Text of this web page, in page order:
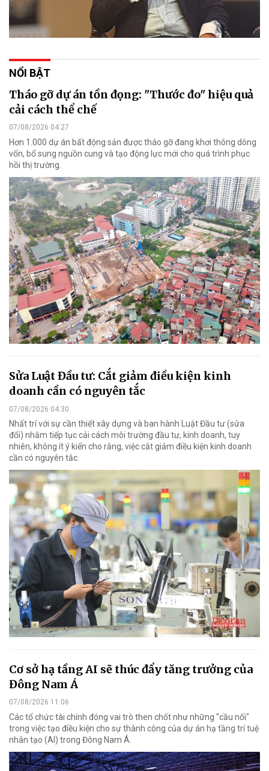
NỔI BẬT
Tháo gỡ dự án tồn đọng: "Thước đo" hiệu quả
cải cách thể chế
07/08/2026 04:27
Hơn 1.000 dự án bất động sản được tháo gỡ đang khơi thông dòng
vốn, bổ sung nguồn cung và tạo động lực mới cho quá trình phục
hồi thị trường.
Sửa Luật Đầu tư: Cắt giảm điều kiện kinh
doanh cần có nguyên tắc
07/08/2026 04:30
Nhất trí với sự cần thiết xây dựng và ban hành Luật Đầu tư (sửa
đổi) nhằm tiếp tục cải cách môi trường đầu tư, kinh doanh, tuy
nhiên, không ít ý kiến cho rằng, việc cắt giảm điều kiện kinh doanh
cần có nguyên tắc.
Cơ sở hạ tầng AI sẽ thúc đẩy tăng trưởng của
Đông Nam Á
07/08/2026 11:06
Các tổ chức tài chính đóng vai trò then chốt như những "cầu nối"
trong việc tạo điều kiện cho sự thành công của dự án hạ tầng trí tuệ
nhân tạo (AI) trong Đông Nam Á.